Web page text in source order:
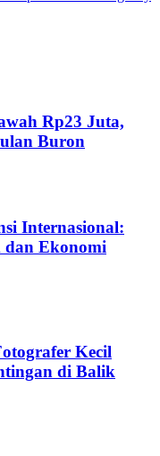
Rp23 Juta,
Buron
Internasional:
dan Ekonomi
Kecil
di Balik